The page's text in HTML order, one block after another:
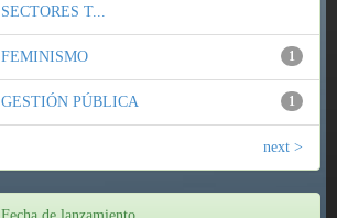
SECTORES T...
1
FEMINISMO
1
GESTIÓN PÚBLICA
next >